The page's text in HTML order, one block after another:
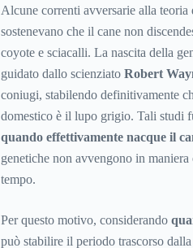
Alcune correnti avversarie alla
sostenevano che il cane non
coyote e sciacalli. La nascita della
guidato dallo scienziato Robert
coniugi, stabilendo definitivamente
domestico è il lupo grigio. Tali studi
quando effettivamente nacque il
genetiche non avvengono in
tempo.
Per questo motivo, considerando
può stabilire il periodo trascorso